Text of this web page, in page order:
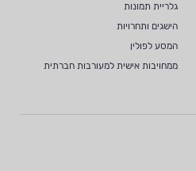
גלריית תמונות
הישגים ותחרויות
המסע לפולין
ממחויבות אישית למעורבות חברתית